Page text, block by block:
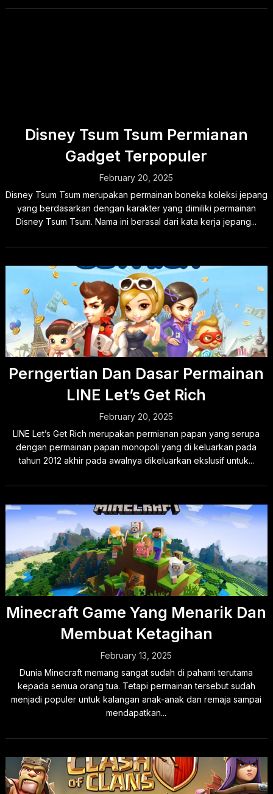
Disney Tsum Tsum Permianan
Gadget Terpopuler
February 20, 2025
Disney Tsum Tsum merupakan permainan boneka koleksi jepang
yang berdasarkan dengan karakter yang dimiliki permainan
Disney Tsum Tsum. Nama ini berasal dari kata kerja jepang...
Perngertian Dan Dasar Permainan
LINE Let’s Get Rich
February 20, 2025
LINE Let’s Get Rich merupakan permianan papan yang serupa
dengan permainan papan monopoli yang di keluarkan pada
tahun 2012 akhir pada awalnya dikeluarkan ekslusif untuk...
Minecraft Game Yang Menarik Dan
Membuat Ketagihan
February 13, 2025
Dunia Minecraft memang sangat sudah di pahami terutama
kepada semua orang tua. Tetapi permainan tersebut sudah
menjadi populer untuk kalangan anak-anak dan remaja sampai
mendapatkan...